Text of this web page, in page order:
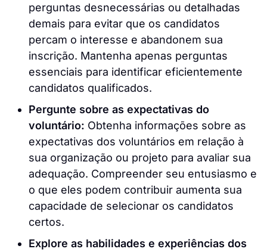
perguntas desnecessárias ou detalhadas
demais para evitar que os candidatos
percam o interesse e abandonem sua
inscrição. Mantenha apenas perguntas
essenciais para identificar eficientemente
candidatos qualificados.
Pergunte sobre as expectativas do
voluntário: Obtenha informações sobre as
expectativas dos voluntários em relação à
sua organização ou projeto para avaliar sua
adequação. Compreender seu entusiasmo e
o que eles podem contribuir aumenta sua
capacidade de selecionar os candidatos
certos.
Explore as habilidades e experiências dos